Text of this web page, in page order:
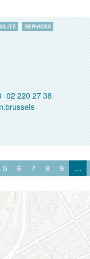
SERVICES
02 220 27 38
5 6 7 8 9 …